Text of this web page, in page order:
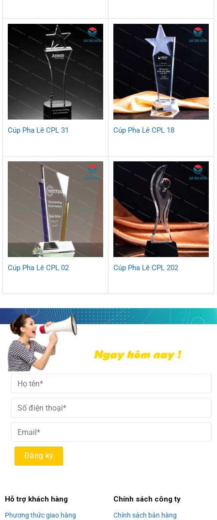
Cúp Pha Lê CPL 31 Cúp Pha Lê CPL 18
Cúp Pha Lê CPL 02 Cúp Pha Lê CPL 202
Hỗ trợ khách hàng
Phương thức giao hàng
Chính sách công ty
Chính sách bán hàng